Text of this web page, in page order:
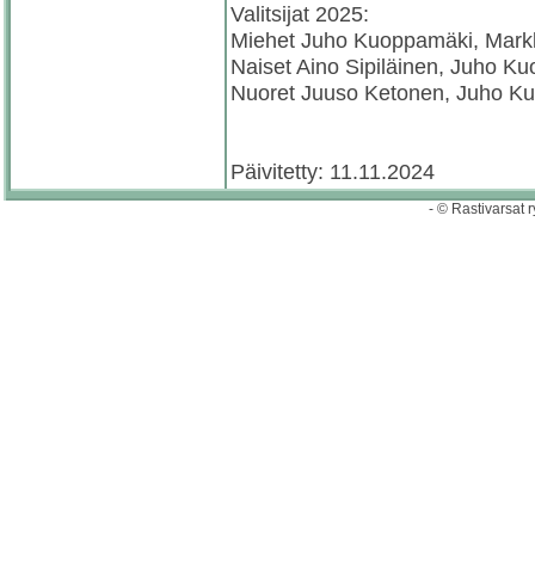
Valitsijat 2025:
Miehet Juho Kuoppamäki,
Naiset Aino Sipiläinen, Juho
Nuoret Juuso Ketonen, Juho
Päivitetty: 11.11.2024
- © Rastivarsat